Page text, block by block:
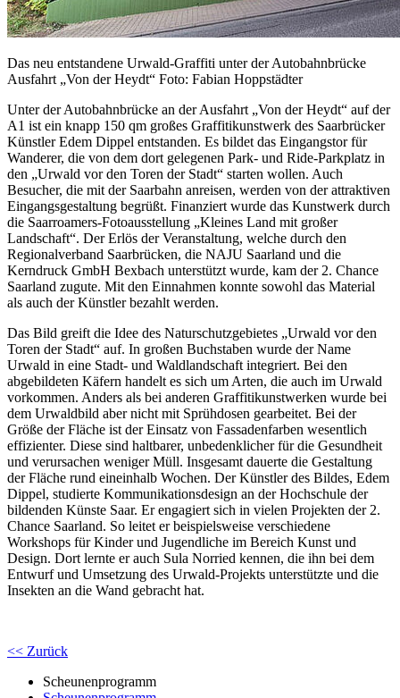
Das neu entstandene Urwald-Graffiti unter der Autobahnbrücke
Ausfahrt „Von der Heydt“ Foto: Fabian Hoppstädter
Unter der Autobahnbrücke an der Ausfahrt „Von der Heydt“ auf der
A1 ist ein knapp 150 qm großes Graffitikunstwerk des Saarbrücker
Künstler Edem Dippel entstanden. Es bildet das Eingangstor für
Wanderer, die von dem dort gelegenen Park- und Ride-Parkplatz in
den „Urwald vor den Toren der Stadt“ starten wollen. Auch
Besucher, die mit der Saarbahn anreisen, werden von der attraktiven
Eingangsgestaltung begrüßt. Finanziert wurde das Kunstwerk durch
die Saarroamers-Fotoausstellung „Kleines Land mit großer
Landschaft“. Der Erlös der Veranstaltung, welche durch den
Regionalverband Saarbrücken, die NAJU Saarland und die
Kerndruck GmbH Bexbach unterstützt wurde, kam der 2. Chance
Saarland zugute. Mit den Einnahmen konnte sowohl das Material
als auch der Künstler bezahlt werden.
Das Bild greift die Idee des Naturschutzgebietes „Urwald vor den
Toren der Stadt“ auf. In großen Buchstaben wurde der Name
Urwald in eine Stadt- und Waldlandschaft integriert. Bei den
abgebildeten Käfern handelt es sich um Arten, die auch im Urwald
vorkommen. Anders als bei anderen Graffitikunstwerken wurde bei
dem Urwaldbild aber nicht mit Sprühdosen gearbeitet. Bei der
Größe der Fläche ist der Einsatz von Fassadenfarben wesentlich
effizienter. Diese sind haltbarer, unbedenklicher für die Gesundheit
und verursachen weniger Müll. Insgesamt dauerte die Gestaltung
der Fläche rund eineinhalb Wochen. Der Künstler des Bildes, Edem
Dippel, studierte Kommunikationsdesign an der Hochschule der
bildenden Künste Saar. Er engagiert sich in vielen Projekten der 2.
Chance Saarland. So leitet er beispielsweise verschiedene
Workshops für Kinder und Jugendliche im Bereich Kunst und
Design. Dort lernte er auch Sula Norried kennen, die ihn bei dem
Entwurf und Umsetzung des Urwald-Projekts unterstützte und die
Insekten an die Wand gebracht hat.
<< Zurück
Scheunenprogramm